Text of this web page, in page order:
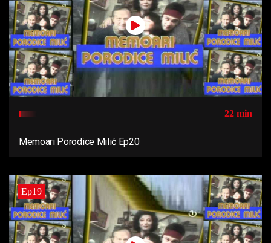
22 min
Memoari Porodice Milić Ep20
Ep19